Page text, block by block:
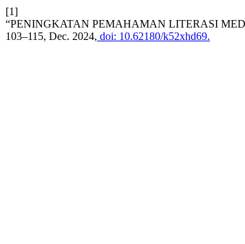
[1]
“PENINGKATAN PEMAHAMAN LITERASI
103–115, Dec. 2024, doi: 10.62180/k52xhd69.